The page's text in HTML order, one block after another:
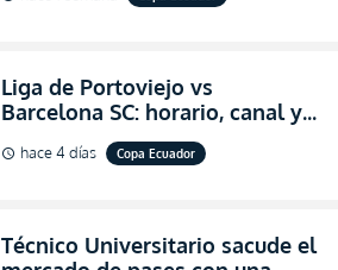
Liga de Portoviejo vs
Barcelona SC: horario, canal y
dónde ver EN VIVO los octavos
de final de la Copa Ecuador
schedule hace 4 días Copa Ecuador
Técnico Universitario sacude el